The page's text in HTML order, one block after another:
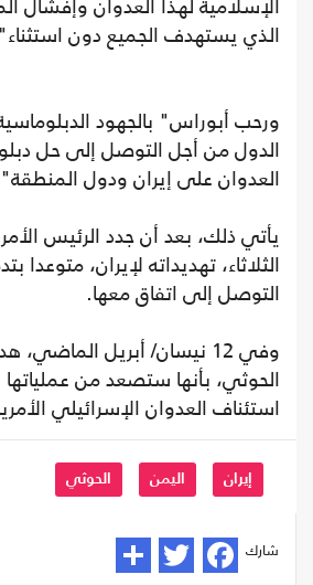
الإسلامية لهذا العدوان وإفشال
الذي يستهدف الجميع دون
ورحب أبوراس" بالجهود
الدول من أجل التوصل إلى حل
العدوان على إيران ودول
يأتي ذلك، بعد أن جدد الرئيس
الثلاثاء، تهديداته لإيران، متوعدا
التوصل إلى اتفاق معها.
وفي 12 نيسان/ أبريل
الحوثي، بأنها ستصعد من
استئناف العدوان الإسرائيلي
إيران اليمن الحوثي
شارك